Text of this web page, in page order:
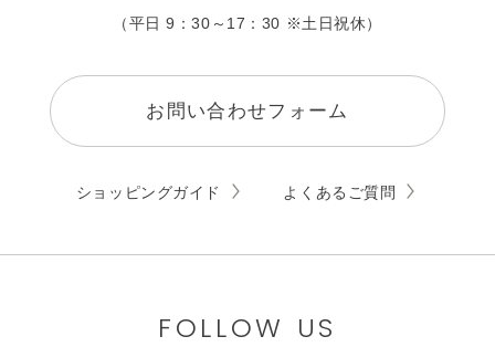
（平日 9：30～17：30 ※土日祝休）
お問い合わせフォーム
ショッピングガイド よくあるご質問
FOLLOW US